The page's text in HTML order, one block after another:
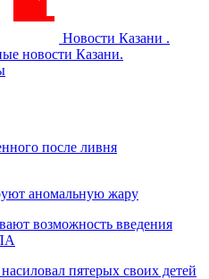
Новости Казани .
новости Казани.
после ливня
аномальную жару
возможность введения
пятерых своих детей